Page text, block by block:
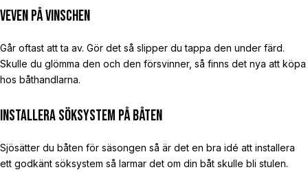
Veven på vinschen
Går oftast att ta av. Gör det så slipper du tappa den under färd.
Skulle du glömma den och den försvinner, så finns det nya att köpa
hos båthandlarna.
Installera söksystem på båten
Sjösätter du båten för säsongen så är det en bra idé att installera
ett godkänt söksystem så larmar det om din båt skulle bli stulen.